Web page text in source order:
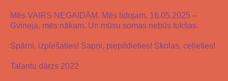
Mēs VAIRS NEGAIDĀM. Mēs lidojam. 16.05.2025 –
Gvineja, mēs nākam. Un mūsu somas nebūs tukšas.
Spārni, izplešaties! Sapņi, piepildieties! Skolas, ceļieties!
Talantu dārzs 2022